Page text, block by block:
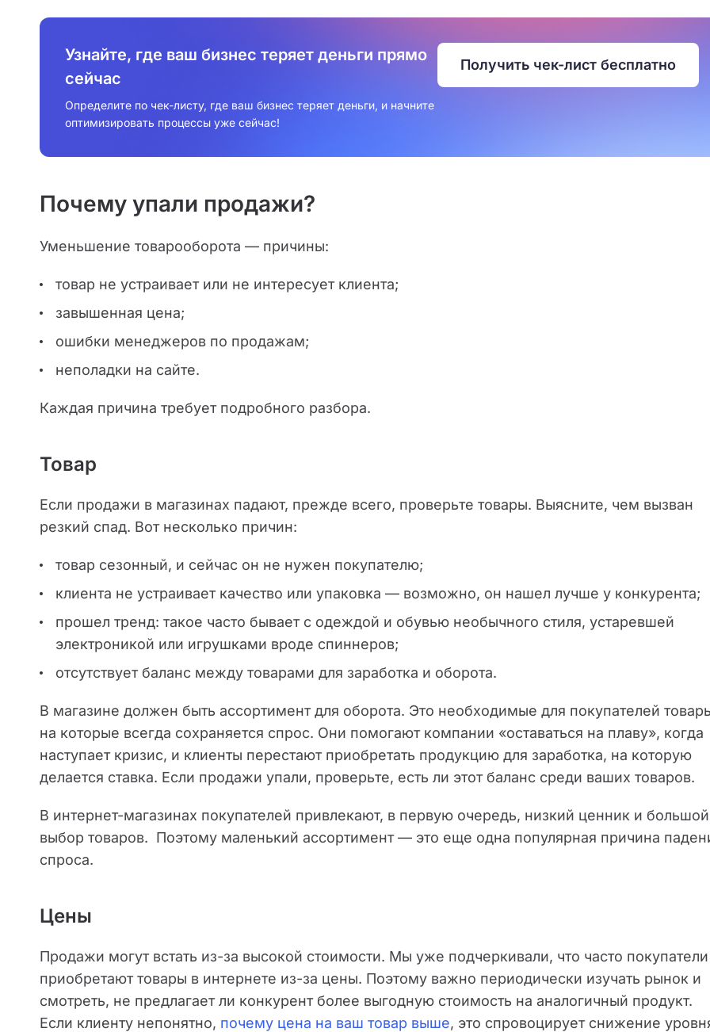
Узнайте, где ваш бизнес теряет деньги прямо
сейчас
Определите по чек-листу, где ваш бизнес теряет деньги, и начните
оптимизировать процессы уже сейчас!
Получить чек-лист бесплатно
Почему упали продажи?
Уменьшение товарооборота — причины:
товар не устраивает или не интересует клиента;
завышенная цена;
ошибки менеджеров по продажам;
неполадки на сайте.
Каждая причина требует подробного разбора.
Товар
Если продажи в магазинах падают, прежде всего, проверьте товары. Выясните, чем вызван
резкий спад. Вот несколько причин:
товар сезонный, и сейчас он не нужен покупателю;
клиента не устраивает качество или упаковка — возможно, он нашел лучше у конкурента;
прошел тренд: такое часто бывает с одеждой и обувью необычного стиля, устаревшей
электроникой или игрушками вроде спиннеров;
отсутствует баланс между товарами для заработка и оборота.
В магазине должен быть ассортимент для оборота. Это необходимые для покупателей
на которые всегда сохраняется спрос. Они помогают компании «оставаться на плаву», когда
наступает кризис, и клиенты перестают приобретать продукцию для заработка, на которую
делается ставка. Если продажи упали, проверьте, есть ли этот баланс среди ваших товаров.
В интернет-магазинах покупателей привлекают, в первую очередь, низкий ценник и большой
выбор товаров. Поэтому маленький ассортимент — это еще одна популярная причина
спроса.
Цены
Продажи могут встать из-за высокой стоимости. Мы уже подчеркивали, что часто покупатели
приобретают товары в интернете из-за цены. Поэтому важно периодически изучать рынок и
смотреть, не предлагает ли конкурент более выгодную стоимость на аналогичный продукт.
Если клиенту непонятно, почему цена на ваш товар выше, это спровоцирует снижение